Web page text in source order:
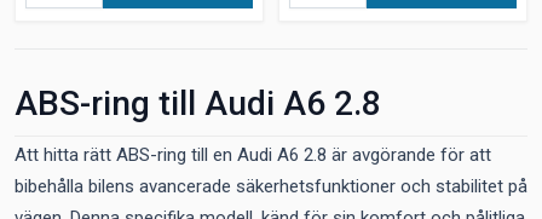
ABS-ring till Audi A6 2.8
Att hitta rätt ABS-ring till en Audi A6 2.8 är avgörande för att
bibehålla bilens avancerade säkerhetsfunktioner och stabilitet på